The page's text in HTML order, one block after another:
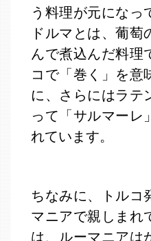
う料理が元になっ
ドルマとは、葡萄
んで煮込んだ料理
コで「巻く」を意
に、さらにはラテ
って「サルマーレ
れています。
ちなみに、トルコ
マニアで親しまれ
は、ルーマニアは